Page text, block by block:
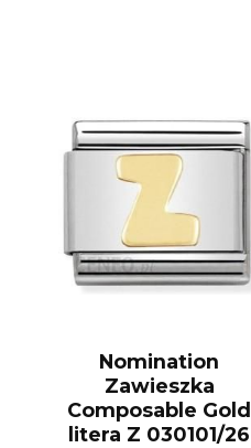
Nomination
Zawieszka
Composable Gold
litera Z 030101/26